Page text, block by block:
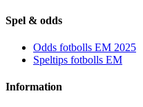
Spel & odds
Odds fotbolls EM 2025
Speltips fotbolls EM
Information